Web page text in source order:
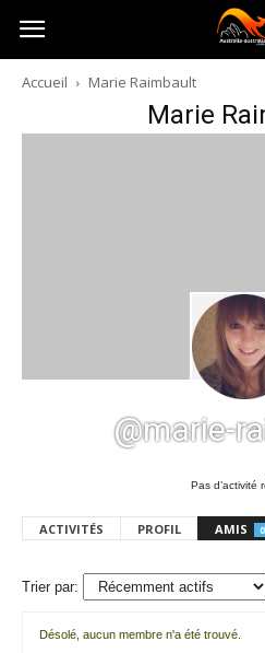
Australia-
australie.com
Accueil Marie Raimbault
Marie
@marie-
Pas d’activité
ACTIVITÉS PROFIL AMIS 0
Trier par:
Désolé, aucun membre n'a été trouvé.